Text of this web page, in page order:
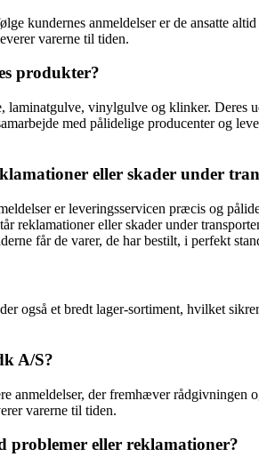
kundernes anmeldelser er de ansatte
varerne til tiden.
produkter?
vinylgulve og klinker. Deres
med pålidelige producenter og
eller skader under
er leveringsservicen præcis og
reklamationer eller skader under
får de varer, de har bestilt, i perfekt
også et bredt lager-sortiment, hvilket
A/S?
der fremhæver rådgivningen
varerne til tiden.
problemer eller reklamationer?